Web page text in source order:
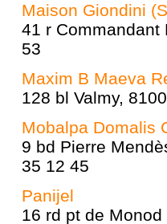
Maison Giondini
41 r Commandant
53
Maxim B Maeva
128 bl Valmy,
Mobalpa Domalis
9 bd Pierre
35 12 45
Panijel
16 rd pt de